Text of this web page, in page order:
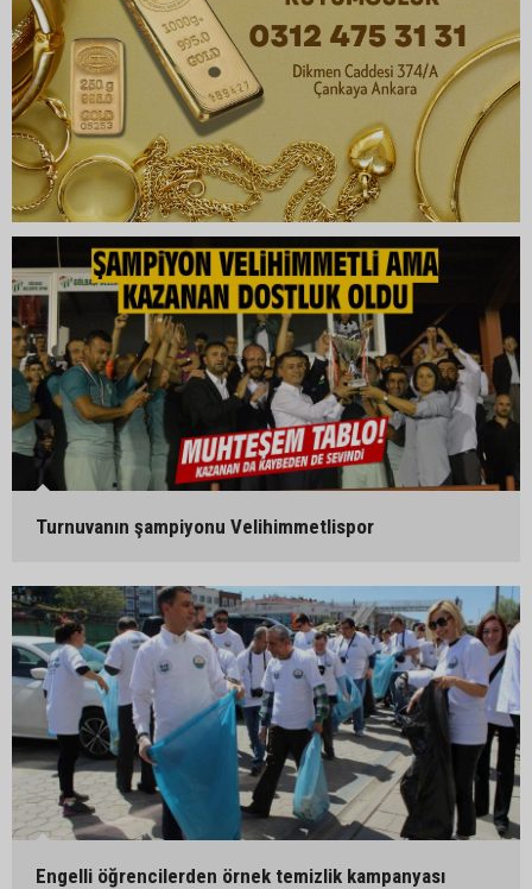
Turnuvanın şampiyonu Velihimmetlispor
Engelli öğrencilerden örnek temizlik kampanyası